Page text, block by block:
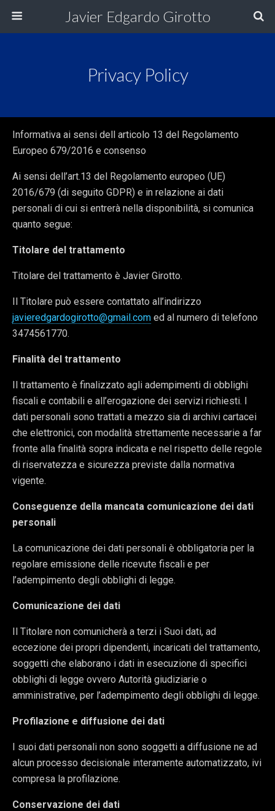
Javier Edgardo Girotto
Privacy Policy
Informativa ai sensi dell articolo 13 del Regolamento
Europeo 679/2016 e consenso
Ai sensi dell’art.13 del Regolamento europeo (UE)
2016/679 (di seguito GDPR) e in relazione ai dati
personali di cui si entrerà nella disponibilità, si comunica
quanto segue:
Titolare del trattamento
Titolare del trattamento è Javier Girotto.
Il Titolare può essere contattato all’indirizzo
javieredgardogirotto@gmail.com ed al numero di telefono
3474561770.
Finalità del trattamento
Il trattamento è finalizzato agli adempimenti di obblighi
fiscali e contabili e all’erogazione dei servizi richiesti. I
dati personali sono trattati a mezzo sia di archivi cartacei
che elettronici, con modalità strettamente necessarie a far
fronte alla finalità sopra indicata e nel rispetto delle regole
di riservatezza e sicurezza previste dalla normativa
vigente.
Conseguenze della mancata comunicazione dei dati
personali
La comunicazione dei dati personali è obbligatoria per la
regolare emissione delle ricevute fiscali e per
l’adempimento degli obblighi di legge.
Comunicazione dei dati
Il Titolare non comunicherà a terzi i Suoi dati, ad
eccezione dei propri dipendenti, incaricati del trattamento,
soggetti che elaborano i dati in esecuzione di specifici
obblighi di legge ovvero Autorità giudiziarie o
amministrative, per l’adempimento degli obblighi di legge.
Profilazione e diffusione dei dati
I suoi dati personali non sono soggetti a diffusione ne ad
alcun processo decisionale interamente automatizzato, ivi
compresa la profilazione.
Conservazione dei dati